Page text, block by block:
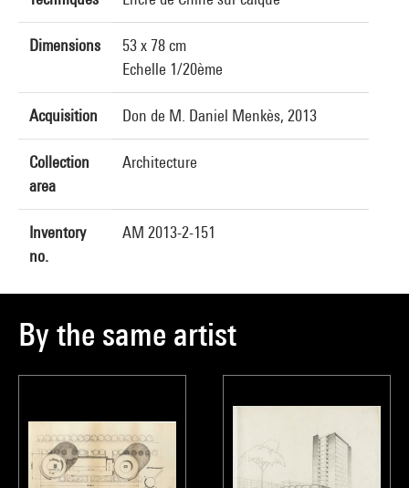
Dimensions
53 x 78 cm
Echelle 1/20ème
Acquisition Don de M. Daniel Menkès, 2013
Collection
area
Architecture
Inventory
no.
AM 2013-2-151
By the same artist